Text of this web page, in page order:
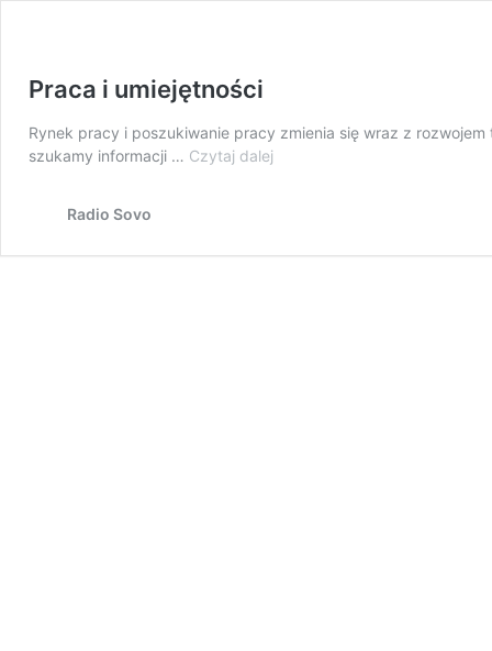
Praca i umiejętności
Rynek pracy i poszukiwanie pracy zmienia się wraz z
szukamy informacji … Czytaj dalejPraca
Radio Sovo